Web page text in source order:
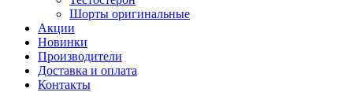
Шорты оригинальные
Акции
Новинки
Производители
Доставка и оплата
Контакты